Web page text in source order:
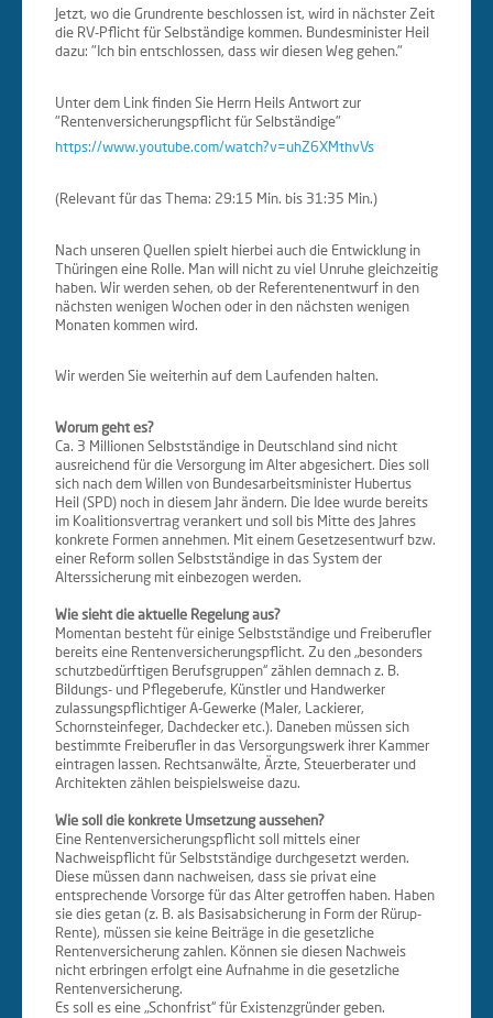
Jetzt, wo die Grundrente beschlossen ist, wird in nächster Zeit
die RV-Pflicht für Selbständige kommen. Bundesminister Heil
dazu: "Ich bin entschlossen, dass wir diesen Weg gehen."
Unter dem Link finden Sie Herrn Heils Antwort zur
"Rentenversicherungspflicht für Selbständige"
https://www.youtube.com/watch?v=uhZ6XMthvVs
(Relevant für das Thema: 29:15 Min. bis 31:35 Min.)
Nach unseren Quellen spielt hierbei auch die Entwicklung in
Thüringen eine Rolle. Man will nicht zu viel Unruhe gleichzeitig
haben. Wir werden sehen, ob der Referentenentwurf in den
nächsten wenigen Wochen oder in den nächsten wenigen
Monaten kommen wird.
Wir werden Sie weiterhin auf dem Laufenden halten.
Worum geht es?
Ca. 3 Millionen Selbstständige in Deutschland sind nicht
ausreichend für die Versorgung im Alter abgesichert. Dies soll
sich nach dem Willen von Bundesarbeitsminister Hubertus
Heil (SPD) noch in diesem Jahr ändern. Die Idee wurde bereits
im Koalitionsvertrag verankert und soll bis Mitte des Jahres
konkrete Formen annehmen. Mit einem Gesetzesentwurf bzw.
einer Reform sollen Selbstständige in das System der
Alterssicherung mit einbezogen werden.
Wie sieht die aktuelle Regelung aus?
Momentan besteht für einige Selbstständige und Freiberufler
bereits eine Rentenversicherungspflicht. Zu den „besonders
schutzbedürftigen Berufsgruppen“ zählen demnach z. B.
Bildungs- und Pflegeberufe, Künstler und Handwerker
zulassungspflichtiger A-Gewerke (Maler, Lackierer,
Schornsteinfeger, Dachdecker etc.). Daneben müssen sich
bestimmte Freiberufler in das Versorgungswerk ihrer Kammer
eintragen lassen. Rechtsanwälte, Ärzte, Steuerberater und
Architekten zählen beispielsweise dazu.
Wie soll die konkrete Umsetzung aussehen?
Eine Rentenversicherungspflicht soll mittels einer
Nachweispflicht für Selbstständige durchgesetzt werden.
Diese müssen dann nachweisen, dass sie privat eine
entsprechende Vorsorge für das Alter getroffen haben. Haben
sie dies getan (z. B. als Basisabsicherung in Form der Rürup-
Rente), müssen sie keine Beiträge in die gesetzliche
Rentenversicherung zahlen. Können sie diesen Nachweis
nicht erbringen erfolgt eine Aufnahme in die gesetzliche
Rentenversicherung.
Es soll es eine „Schonfrist“ für Existenzgründer geben.